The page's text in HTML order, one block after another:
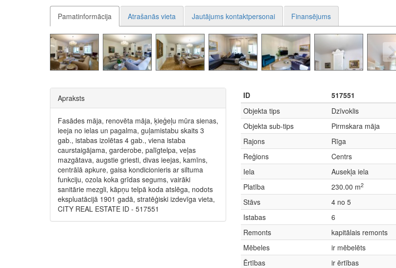
Pamatinformācija Atrašanās vieta Jautājums kontaktpersonai Finansējums
Apraksts
Fasādes māja, renovēta māja, ķieģeļu mūra sienas,
ieeja no ielas un pagalma, guļamistabu skaits 3
gab., istabas izolētas 4 gab., viena istaba
caurstaigājama, garderobe, palīgtelpa, veļas
mazgātava, augstie griesti, divas ieejas, kamīns,
centrālā apkure, gaisa kondicionieris ar siltuma
funkciju, ozola koka grīdas segums, vairāki
sanitārie mezgli, kāpņu telpā koda atslēga, nodots
ekspluatācijā 1901 gadā, stratēģiski izdevīga vieta,
CITY REAL ESTATE ID - 517551
ID
517551
Objekta tips
Dzīvoklis
Objekta sub-tips
Pirmskara māja
Rajons
Rīga
Reģions
Centrs
Iela
Ausekļa iela
Platība
230.00 m2
Stāvs
4 no 5
Istabas
6
Remonts
kapitālais remonts
Mēbeles
ir mēbelēts
Ērtības
ir ērtības